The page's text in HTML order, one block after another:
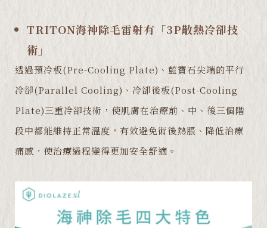
TRITON海神除毛雷射有「3P散熱冷卻技
術」
透過預冷板(Pre-Cooling Plate)、藍寶石尖端的平行
冷卻(Parallel Cooling)、冷卻後板(Post-Cooling
Plate)三重冷卻技術，使肌膚在治療前、中、後三個階
段中都能維持正常溫度，有效避免術後熱脹、降低治療
痛感，使治療過程變得更加安全舒適。